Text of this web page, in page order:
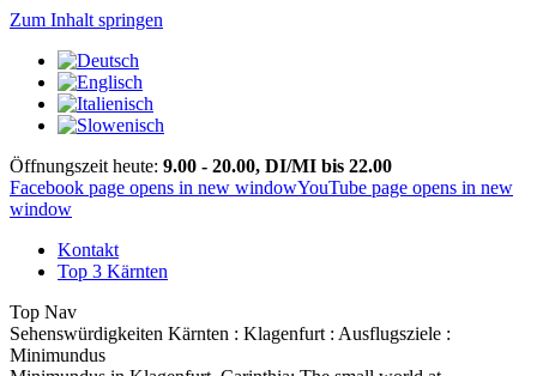
Zum Inhalt springen
Öffnungszeit heute: 9.00 - 20.00, DI/MI bis 22.00
Facebook page opens in new windowYouTube page opens in new
window
Kontakt
Top 3 Kärnten
Top Nav
Sehenswürdigkeiten Kärnten : Klagenfurt : Ausflugsziele :
Minimundus